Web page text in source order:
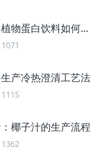
广东饮料加工：植物蛋白饮料如何生产加工？
产冷热澄清工艺法
椰子汁的生产流程